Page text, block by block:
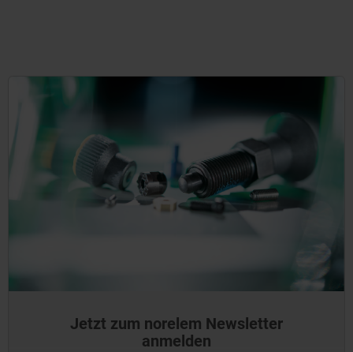
Jetzt zum norelem Newsletter
anmelden